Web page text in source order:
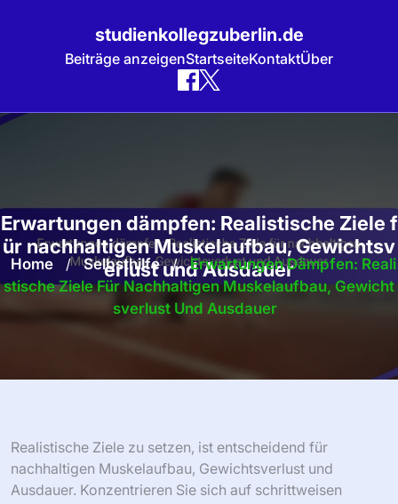
studienkollegzuberlin.de
Beiträge anzeigenStartseiteKontaktÜber
Skip
Erwartungen dämpfen: Realistische Ziele f
ür nachhaltigen Muskelaufbau, Gewichtsv
erlust und Ausdauer
Home / Selbsthilfe / Erwartungen Dämpfen: Reali
Stische Ziele Für Nachhaltigen Muskelaufbau, Gewicht
Sverlust Und Ausdauer
Realistische Ziele zu setzen, ist entscheidend für
nachhaltigen Muskelaufbau, Gewichtsverlust und
Ausdauer. Konzentrieren Sie sich auf schrittweisen